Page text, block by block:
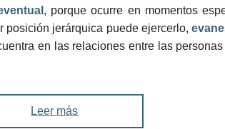
, porque ocurre en momentos
posición jerárquica puede ejercerlo,
en las relaciones entre las
Leer más